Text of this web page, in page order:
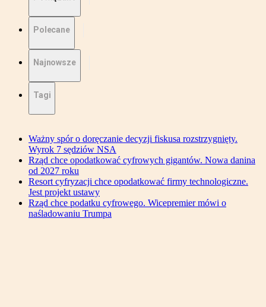
Polecane
Najnowsze
Tagi
Ważny spór o doręczanie decyzji fiskusa rozstrzygnięty.
Wyrok 7 sędziów NSA
Rząd chce opodatkować cyfrowych gigantów. Nowa danina
od 2027 roku
Resort cyfryzacji chce opodatkować firmy technologiczne.
Jest projekt ustawy
Rząd chce podatku cyfrowego. Wicepremier mówi o
naśladowaniu Trumpa